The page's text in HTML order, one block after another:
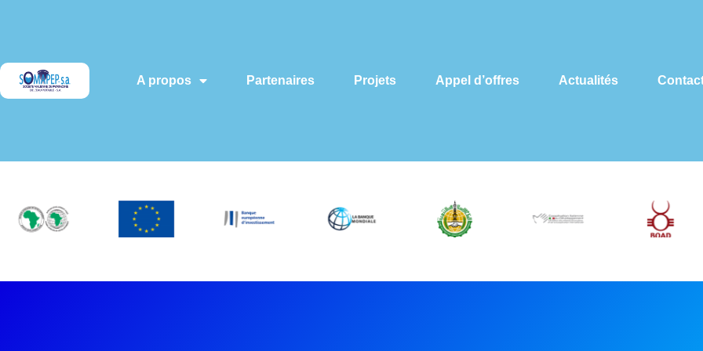
A propos Partenaires Projets Appel d’offres Actualités